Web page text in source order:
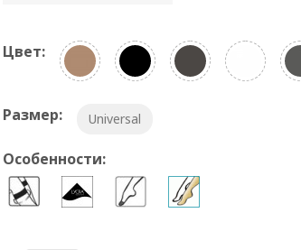
Цвет:
Размер: Universal
Особенности: